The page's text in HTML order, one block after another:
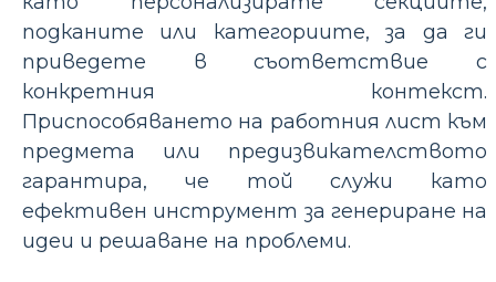
подканите или категориите, за да ги
приведете в съответствие с
конкретния контекст.
Приспособяването на работния лист към
предмета или предизвикателството
гарантира, че той служи като
ефективен инструмент за генериране на
идеи и решаване на проблеми.